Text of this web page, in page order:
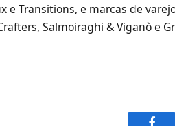
e Transitions, e marcas de
Salmoiraghi & Viganò e